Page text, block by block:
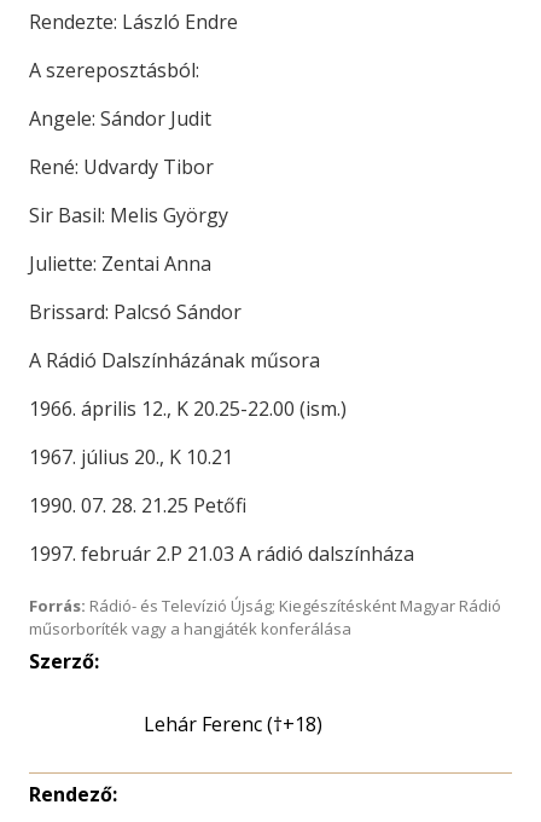
Rendezte: László Endre
A szereposztásból:
Angele: Sándor Judit
René: Udvardy Tibor
Sir Basil: Melis György
Juliette: Zentai Anna
Brissard: Palcsó Sándor
A Rádió Dalszínházának műsora
1966. április 12., K 20.25-22.00 (ism.)
1967. július 20., K 10.21
1990. 07. 28. 21.25 Petőfi
1997. február 2.P 21.03 A rádió dalszínháza
Forrás: Rádió- és Televízió Újság; Kiegészítésként Magyar Rádió
műsorboríték vagy a hangjáték konferálása
Szerző:
Lehár Ferenc (†+18)
Rendező: